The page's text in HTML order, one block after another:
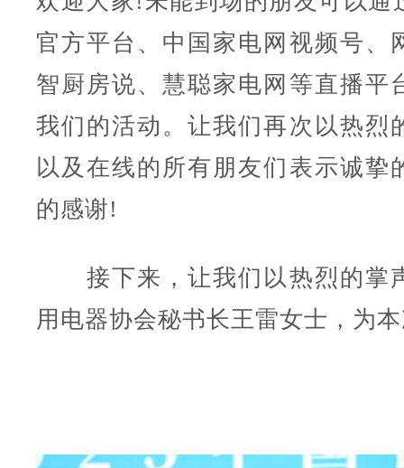
官方平台、中国家电网视频号、
智厨房说、慧聪家电网等直播平
我们的活动。让我们再次以热烈
以及在线的所有朋友们表示诚挚
的感谢!
接下来，让我们以热烈的掌
用电器协会秘书长王雷女士，为